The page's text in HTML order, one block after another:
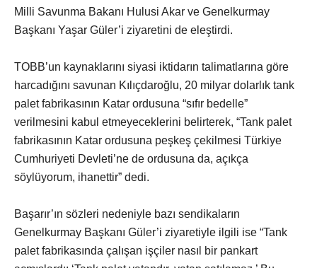
Milli Savunma Bakanı Hulusi Akar ve Genelkurmay
Başkanı Yaşar Güler’i ziyaretini de eleştirdi.
TOBB’un kaynaklarını siyasi iktidarın talimatlarına göre
harcadığını savunan Kılıçdaroğlu, 20 milyar dolarlık tank
palet fabrikasının Katar ordusuna “sıfır bedelle”
verilmesini kabul etmeyeceklerini belirterek, “Tank palet
fabrikasının Katar ordusuna peşkeş çekilmesi Türkiye
Cumhuriyeti Devleti’ne de ordusuna da, açıkça
söylüyorum, ihanettir” dedi.
Başarır’ın sözleri nedeniyle bazı sendikaların
Genelkurmay Başkanı Güler’i ziyaretiyle ilgili ise “Tank
palet fabrikasında çalışan işçiler nasıl bir pankart